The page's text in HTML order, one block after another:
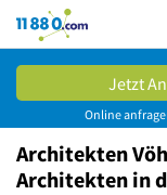
11880.com
Jetzt
Online
Architekten
Architekten in